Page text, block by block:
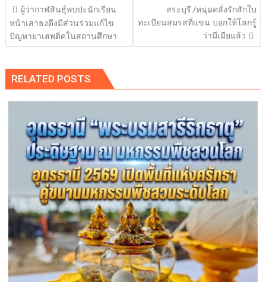
แนะแนว
เรื่อง
ผู้ว่ากาฬสินธุ์พบปะนักเรียน
หน้าเสาธงดึงมีส่วนร่วมแก้ไข
ปัญหายาเสพติดในสถานศึกษา
สระบุรี./หนุ่มคลั่งรักสักใบ
ทะเบียนสมรสที่แขน บอกให้โลกรู้
ว่ามีเมียแล้ว
RELATED POSTS